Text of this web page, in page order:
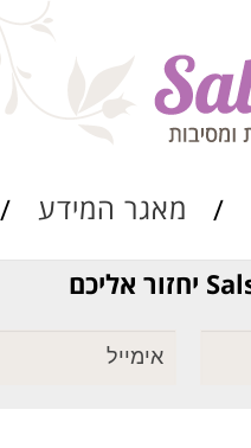
מאגר המידע